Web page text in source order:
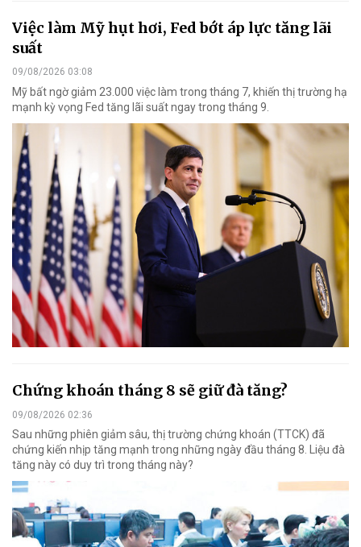
Việc làm Mỹ hụt hơi, Fed bớt áp lực tăng lãi
suất
09/08/2026 03:08
Mỹ bất ngờ giảm 23.000 việc làm trong tháng 7, khiến thị trường hạ
mạnh kỳ vọng Fed tăng lãi suất ngay trong tháng 9.
Chứng khoán tháng 8 sẽ giữ đà tăng?
09/08/2026 02:36
Sau những phiên giảm sâu, thị trường chứng khoán (TTCK) đã
chứng kiến nhịp tăng mạnh trong những ngày đầu tháng 8. Liệu đà
tăng này có duy trì trong tháng này?